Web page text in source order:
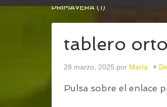
PRIMAVERA (1)
tablero
28 marzo, 2025 por María
Pulsa sobre el enlace